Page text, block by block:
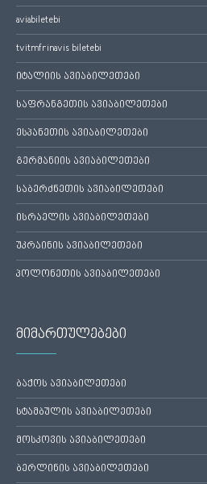
aviabiletebi
tvitmfrinavis biletebi
იტალიის ავიაბილეთები
საფრანგეთის ავიაბილეთები
ესპანეთის ავიაბილეთები
გერმანიის ავიაბილეთები
საბერძნეთის ავიაბილეთები
ისრაელის ავიაბილეთები
უკრაინის ავიაბილეთები
პოლონეთის ავიაბილეთები
მიმართულებები
ბაქოს ავიაბილეთები
სტამბულის ავიაბილეთები
მოსკოვის ავიაბილეთები
ბერლინის ავიაბილეთები